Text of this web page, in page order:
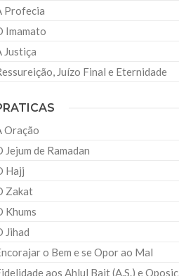
Profecia
Imamato
Justiça
Juízo Final e Eternidade
Oração
Jejum de Ramadan
Hajj
Zakat
Khums
Jihad
o Bem e se Opor ao Mal
aos Ahlul Bait (A.S.) e